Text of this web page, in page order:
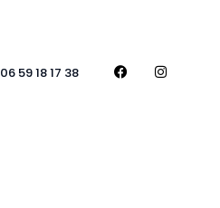
06 59 18 17 38 F
a
I
n